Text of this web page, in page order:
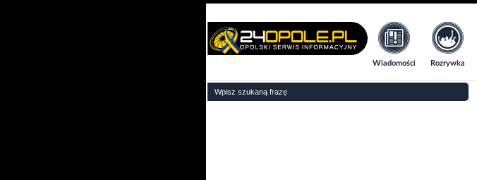
Wiadomości Rozrywka